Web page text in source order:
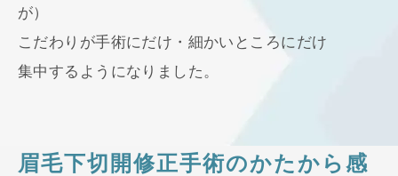
が）
こだわりが手術にだけ・細かいところにだけ
集中するようになりました。
眉毛下切開修正手術のかたから感